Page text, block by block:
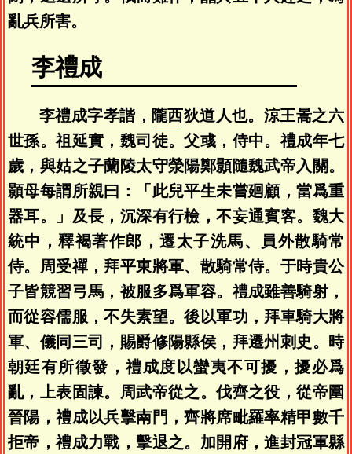
亂兵所害。
李禮成
李禮成字孝諧， 隴西狄道人也。涼王暠之六
世孫。祖延實，魏司徒。父彧，侍中。禮成年七
歲，與姑之子蘭陵太守滎陽鄭顥隨魏武帝入關。
顥母每謂所親曰：「此兒平生未嘗廻顧，當爲重
器耳。」及長，沉深有行檢，不妄通賓客。魏大
統中，釋褐著作郎，遷太子洗馬、員外散騎常
侍。周受禪，拜平東將軍、散騎常侍。于時貴公
子皆競習弓馬，被服多爲軍容。禮成雖善騎射，
而從容儒服，不失素望。後以軍功，拜車騎大將
軍、儀同三司，賜爵修陽縣侯，拜遷州刺史。時
朝廷有所徵發，禮成度以蠻夷不可擾，擾必爲
亂，上表固諫。周武帝從之。伐齊之役，從帝圍
晉陽，禮成以兵擊南門，齊將席毗羅率精甲數千
拒帝，禮成力戰，擊退之。加開府，進封冠軍縣